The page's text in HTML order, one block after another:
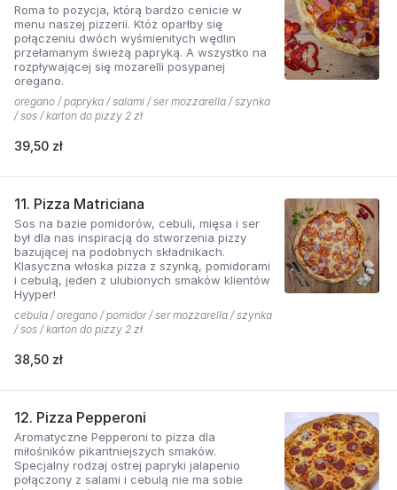
Roma to pozycja, którą bardzo cenicie w
menu naszej pizzerii. Któż oparłby się
połączeniu dwóch wyśmienitych wędlin
przełamanym świeżą papryką. A wszystko na
rozpływającej się mozarelli posypanej
oregano.
oregano / papryka / salami / ser mozzarella / szynka
/ sos / karton do pizzy 2 zł
39,50 zł
11. Pizza Matriciana
Sos na bazie pomidorów, cebuli, mięsa i ser
był dla nas inspiracją do stworzenia pizzy
bazującej na podobnych składnikach.
Klasyczna włoska pizza z szynką, pomidorami
i cebulą, jeden z ulubionych smaków klientów
Hyyper!
cebula / oregano / pomidor / ser mozzarella / szynka
/ sos / karton do pizzy 2 zł
38,50 zł
12. Pizza Pepperoni
Aromatyczne Pepperoni to pizza dla
miłośników pikantniejszych smaków.
Specjalny rodzaj ostrej papryki jalapenio
połączony z salami i cebulą nie ma sobie